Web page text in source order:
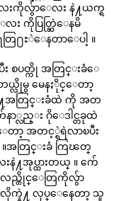
းကိုလွ်ာေလး နဲ႔ယက္ရ
ကိုပြတ္ဆြဲေနမိ
ြ႐ႊဲေနတာေပါ့ ။
း စပတ္ကို အတြင္းခံေ
လိုမွ မေနႏိုင္ေတာ့
႔အတြင္းခံထဲ ကို အတ
လည္း ဂိုေဒါင္တခုထဲ
ာ့ အတင့္ရဲရဲလာၿပီး
။အတြင္းခံ ကြၽတ္
႔အုပ္ထားတယ္ ။ က်ေ
လည္တိုင္ေတြကိုလွ်ာ
လိုက္နဲ႔ လုပ္ေနေတာ့ သူ